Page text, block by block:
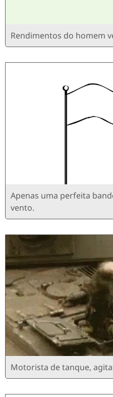
Rendimentos do homem
Apenas uma perfeita
vento.
Motorista de tanque,